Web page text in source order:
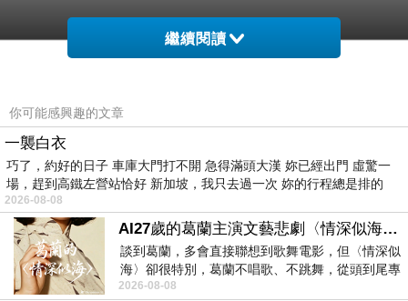
繼續閱讀
你可能感興趣的文章
一襲白衣
巧了，約好的日子 車庫大門打不開 急得滿頭大漢 妳已經出門 虛驚一
場，趕到高鐵左營站恰好 新加坡，我只去過一次 妳的行程總是排的
2026-08-08
AI27歲的葛蘭主演文藝悲劇〈情深似海〉 #戀上老電影 #葛蘭 #粟子
談到葛蘭，多會直接聯想到歌舞電影，但〈情深似
海〉卻很特別，葛蘭不唱歌、不跳舞，從頭到尾專
心演戲。拍攝期間，經常工作超過12個鐘
2026-08-08